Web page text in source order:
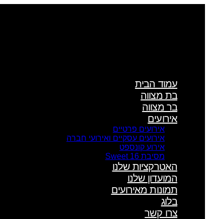
עמוד הבית
בת מצווה
בר מצווה
אירועים
אירועים פרטיים
אירועים עסקיים ואירועי חברה
אירוע קונספט
מסיבת Sweet 16
האטרקציות שלנו
המועדון שלנו
תמונות מאירועים
בלוג
צרו קשר